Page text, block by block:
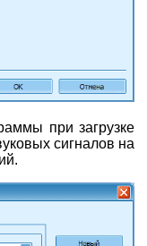
при загрузке
сигналов на